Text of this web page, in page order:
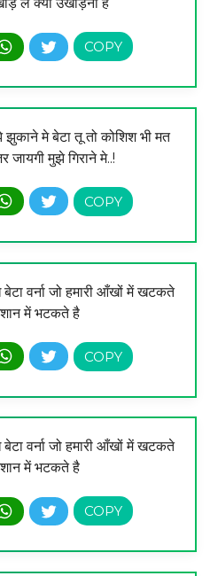
झुकाने मे बेटा तू तो कोशिश भी मत
जायगी मुझे गिराने मे..!
वर्ना जो हमारी आँखों में खटकते
में भटकते है
वर्ना जो हमारी आँखों में खटकते
में भटकते है